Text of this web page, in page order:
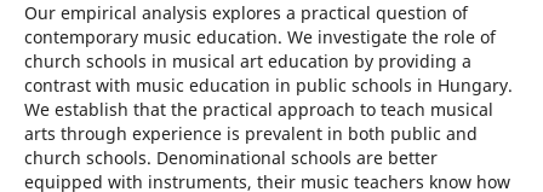
Our empirical analysis explores a practical question of
contemporary music education. We investigate the role of
church schools in musical art education by providing a
contrast with music education in public schools in Hungary.
We establish that the practical approach to teach musical
arts through experience is prevalent in both public and
church schools. Denominational schools are better
equipped with instruments, their music teachers know how